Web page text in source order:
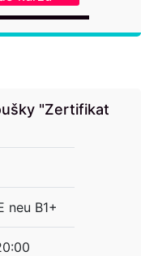
"Zertifikat
neu B1+